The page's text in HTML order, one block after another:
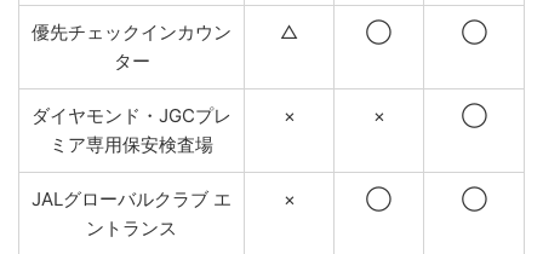
優先チェックインカウン
ター
△ ◯ ◯
ダイヤモンド・JGCプレ
ミア専用保安検査場
× × ◯
JALグローバルクラブ エ
ントランス
× ◯ ◯